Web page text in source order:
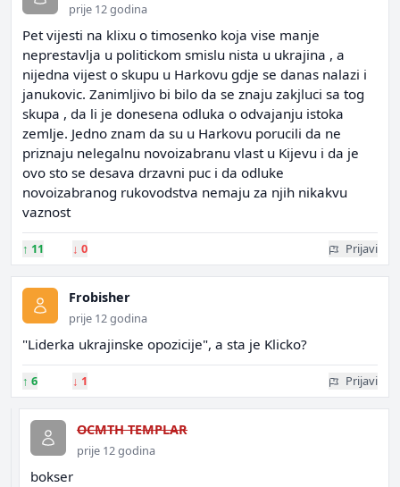
prije 12 godina
Pet vijesti na klixu o timosenko koja vise manje
neprestavlja u politickom smislu nista u ukrajina , a
nijedna vijest o skupu u Harkovu gdje se danas nalazi i
janukovic. Zanimljivo bi bilo da se znaju zakjluci sa tog
skupa , da li je donesena odluka o odvajanju istoka
zemlje. Jedno znam da su u Harkovu porucili da ne
priznaju nelegalnu novoizabranu vlast u Kijevu i da je
ovo sto se desava drzavni puc i da odluke
novoizabranog rukovodstva nemaju za njih nikakvu
vaznost
↑ 11 ↓ 0 Prijavi
Frobisher
prije 12 godina
"Liderka ukrajinske opozicije", a sta je Klicko?
↑ 6 ↓ 1 Prijavi
OCMTH TEMPLAR
prije 12 godina
bokser